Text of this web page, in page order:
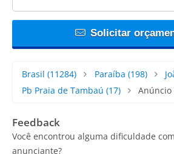
Solicitar
Brasil (11284) Paraíba (198)
Pb Praia de Tambaú (17) Anúncio
Feedback
Você encontrou alguma dificuldade
anunciante?